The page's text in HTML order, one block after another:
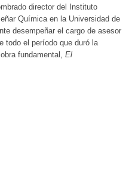
director del Instituto
Química en la Universidad de
desempeñar el cargo de asesor
todo el período que duró la
fundamental, El